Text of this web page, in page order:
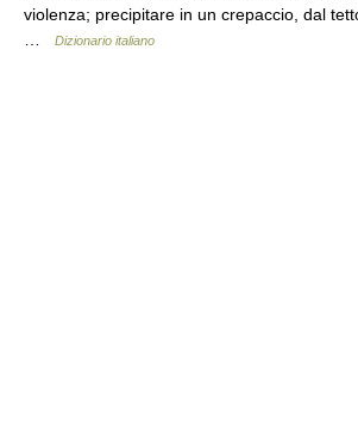
violenza; precipitare in un crepaccio, dal
Dizionario italiano